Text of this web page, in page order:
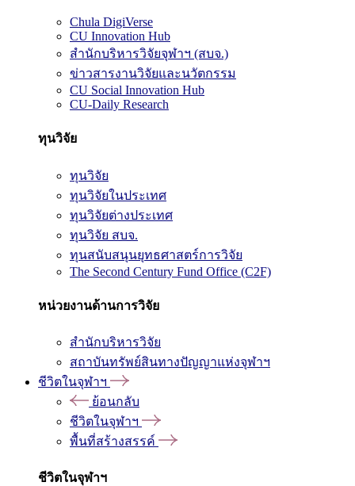
Chula DigiVerse
CU Innovation Hub
สำนักบริหารวิจัยจุฬาฯ (สบจ.)
ข่าวสารงานวิจัยและนวัตกรรม
CU Social Innovation Hub
CU-Daily Research
ทุนวิจัย
ทุนวิจัย
ทุนวิจัยในประเทศ
ทุนวิจัยต่างประเทศ
ทุนวิจัย สบจ.
ทุนสนับสนุนยุทธศาสตร์การวิจัย
The Second Century Fund Office (C2F)
หน่วยงานด้านการวิจัย
สำนักบริหารวิจัย
สถาบันทรัพย์สินทางปัญญาแห่งจุฬาฯ
ชีวิตในจุฬาฯ
ย้อนกลับ
ชีวิตในจุฬาฯ
พื้นที่สร้างสรรค์
ชีวิตในจุฬาฯ